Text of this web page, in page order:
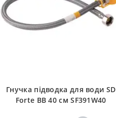
Гнучка підводка для води SD
Forte ВВ 40 см SF391W40